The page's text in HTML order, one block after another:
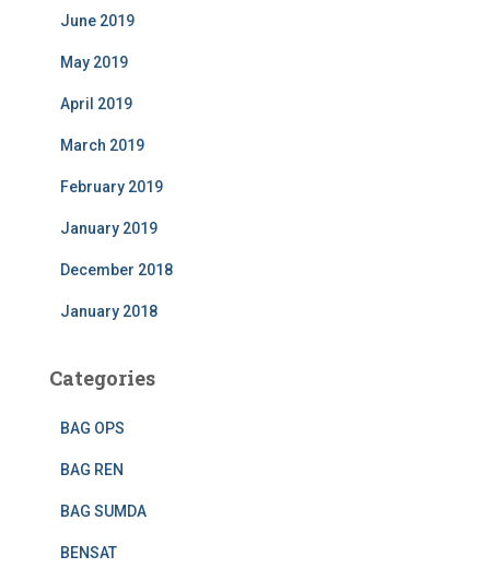
June 2019
May 2019
April 2019
March 2019
February 2019
January 2019
December 2018
January 2018
Categories
BAG OPS
BAG REN
BAG SUMDA
BENSAT